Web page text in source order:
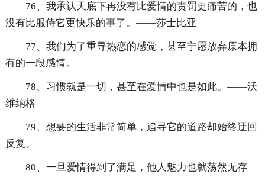
76、我承认天底下再没有比爱情的责罚更痛苦的，也
没有比服侍它更快乐的事了。——莎士比亚
77、我们为了重寻热恋的感觉，甚至宁愿放弃原本拥
有的一段感情。
78、习惯就是一切，甚至在爱情中也是如此。——沃
维纳格
79、想要的生活非常简单，追寻它的道路却始终迂回
反复。
80、一旦爱情得到了满足，他人魅力也就荡然无存